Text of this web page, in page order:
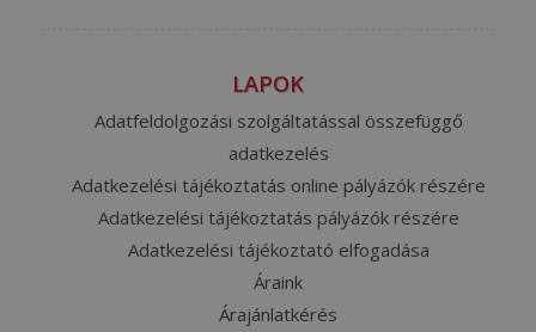
LAPOK
Adatfeldolgozási szolgáltatással összefüggő
adatkezelés
Adatkezelési tájékoztatás online pályázók részére
Adatkezelési tájékoztatás pályázók részére
Adatkezelési tájékoztató elfogadása
Áraink
Árajánlatkérés